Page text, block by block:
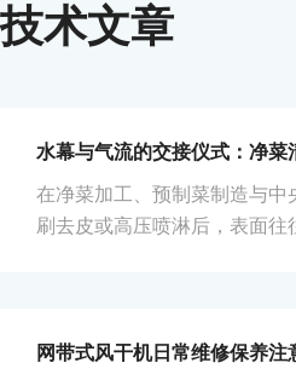
技术文章
在净菜加工、预制菜制造与
刷去皮或高压喷淋后，表面
端过渡的过程中，将附着在物
网带式风干机日常维修保养注